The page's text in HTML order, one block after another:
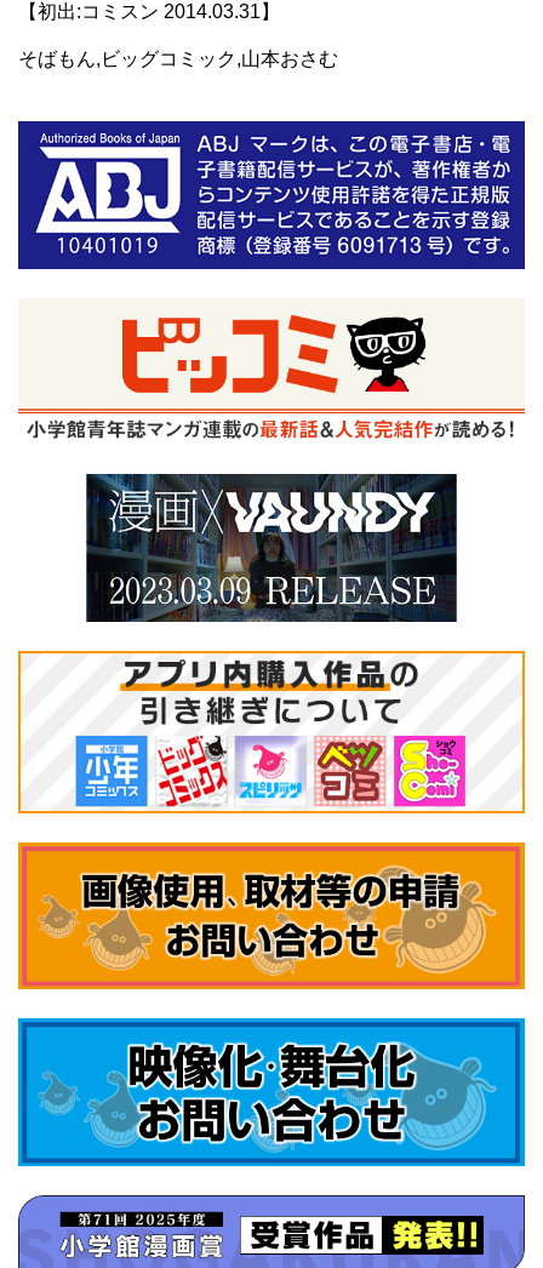
【初出:コミスン 2014.03.31】
そばもん,ビッグコミック,山本おさむ